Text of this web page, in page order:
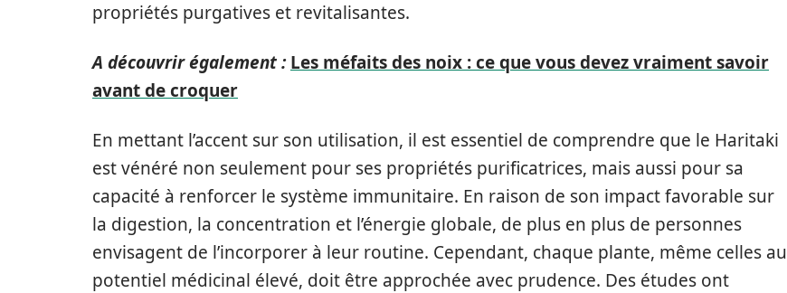
propriétés purgatives et revitalisantes.
A découvrir également : Les méfaits des noix : ce que vous devez vraiment savoir
avant de croquer
En mettant l’accent sur son utilisation, il est essentiel de comprendre que le Haritaki
est vénéré non seulement pour ses propriétés purificatrices, mais aussi pour sa
capacité à renforcer le système immunitaire. En raison de son impact favorable sur
la digestion, la concentration et l’énergie globale, de plus en plus de personnes
envisagent de l’incorporer à leur routine. Cependant, chaque plante, même celles au
potentiel médicinal élevé, doit être approchée avec prudence. Des études ont